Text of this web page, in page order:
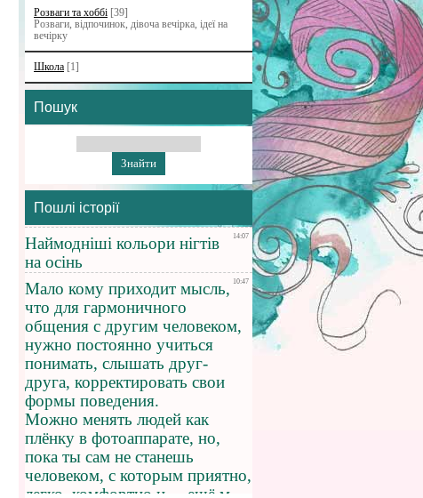
Розваги та хоббі [39]
Розваги, відпочинок, дівоча вечірка, ідеї на
вечірку
Школа [1]
Пошук
Пошлі історії